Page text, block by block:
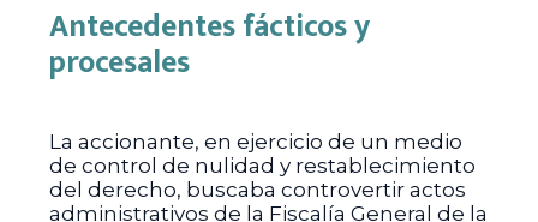
Antecedentes fácticos y
procesales
La accionante, en ejercicio de un medio
de control de nulidad y restablecimiento
del derecho, buscaba controvertir actos
administrativos de la Fiscalía General de la